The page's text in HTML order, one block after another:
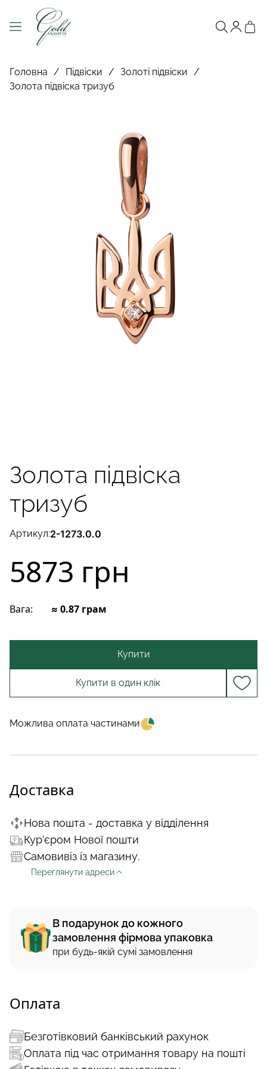
Головна / Підвіски / Золоті підвіски /
Золота підвіска тризуб
Золота підвіска
тризуб
Артикул:2-1273.0.0
5873 грн
Вага: ≈ 0.87 грам
Купити
Купити в один клік
Можлива оплата частинами
Доставка
Нова пошта - доставка у відділення
Кур’єром Нової пошти
Самовивіз із магазину.
Переглянути адреси
В подарунок до кожного
замовлення фірмова упаковка
при будь-якій сумі замовлення
Оплата
Безготівковий банківський рахунок
Оплата під час отримання товару на пошті